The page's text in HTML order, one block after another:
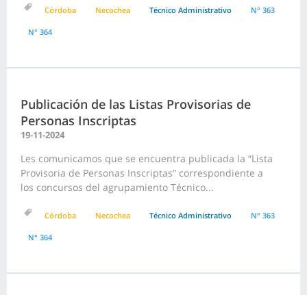
Córdoba Necochea Técnico Administrativo N° 363
N° 364
Publicación de las Listas Provisorias de
Personas Inscriptas
19-11-2024
Les comunicamos que se encuentra publicada la “Lista
Provisoria de Personas Inscriptas” correspondiente a
los concursos del agrupamiento Técnico...
Córdoba Necochea Técnico Administrativo N° 363
N° 364